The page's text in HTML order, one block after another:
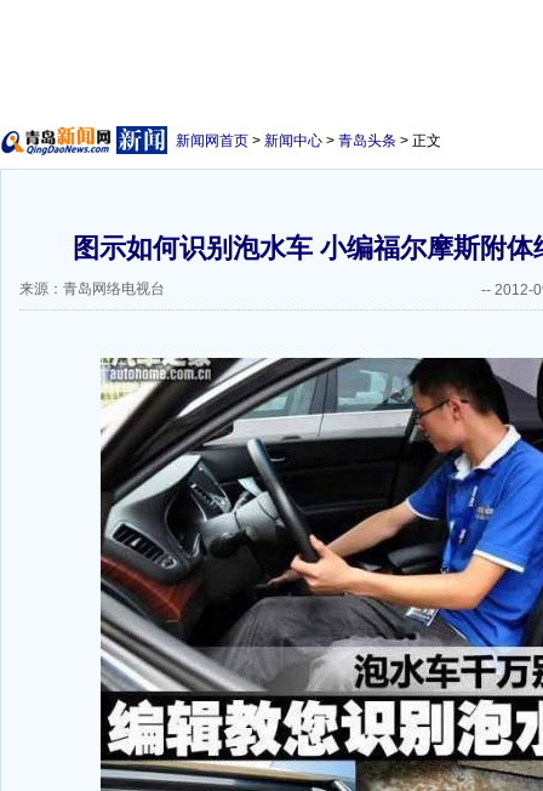
新闻网首页 > 新闻中心 > 青岛头条 > 正文
图示如何识别泡水车 小编福尔摩斯附体
来源：青岛网络电视台 -- 2012-